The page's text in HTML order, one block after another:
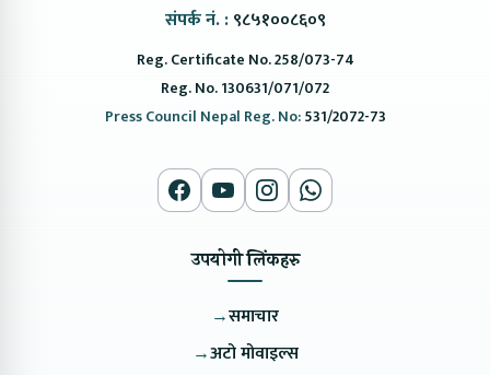
संपर्क नं. : ९८५१००८६०९
Reg. Certificate No. 258/073-74
Reg. No. 130631/071/072
Press Council Nepal Reg. No:531/2072-73
उपयोगी लिंकहरु
→समाचार
→अटो मोवाइल्स